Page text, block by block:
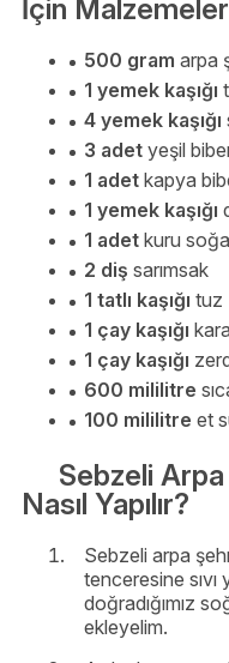
İçin Malzemeler
500 gram arpa
1 yemek kaşığı
4 yemek kaşığı
3 adet yeşil
1 adet kapya
1 yemek kaşığı
1 adet kuru
2 diş sarımsak
1 tatlı kaşığı tuz
1 çay kaşığı
1 çay kaşığı
600 mililitre
100 mililitre et
Sebzeli
Nasıl Yapılır?
Sebzeli arpa
tenceresine sıvı
doğradığımız
ekleyelim.